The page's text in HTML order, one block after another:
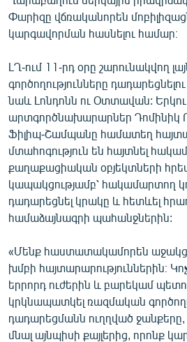
Փարիզը վճռականորեն
կարգավորման հասնելու համար։
ԼՂ-ում 11-րդ օրը շարունակվող
գործողությունները
նաև Լոնդոնն ու Օտտավան: Երկու
արտգործնախարարներ Դոմինիկ
Ֆիլիպ-Շամպանը համատեղ
մտահոգություն են հայտնել
քաղաքացիական օբյեկտների
կապակցությամբ՝ հակամարտող
դադարեցնել կրակը և հետևել
համաձայնագրի պահանջներին:
«Մենք հաստատակամորեն
խմբի հայտարարություններին։
երրորդ ուժերին և բարեկամ
կրկնապատկել ռազմական
դադարեցմանն ուղղված
մնալ այնպիսի քայլերից, որոնք